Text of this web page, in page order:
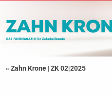
« Zahn Krone |ZK 02|2025